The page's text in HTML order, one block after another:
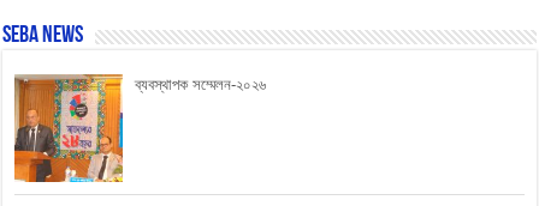
SEBA News
ব্যবস্থাপক সম্মেলন-২০২৬